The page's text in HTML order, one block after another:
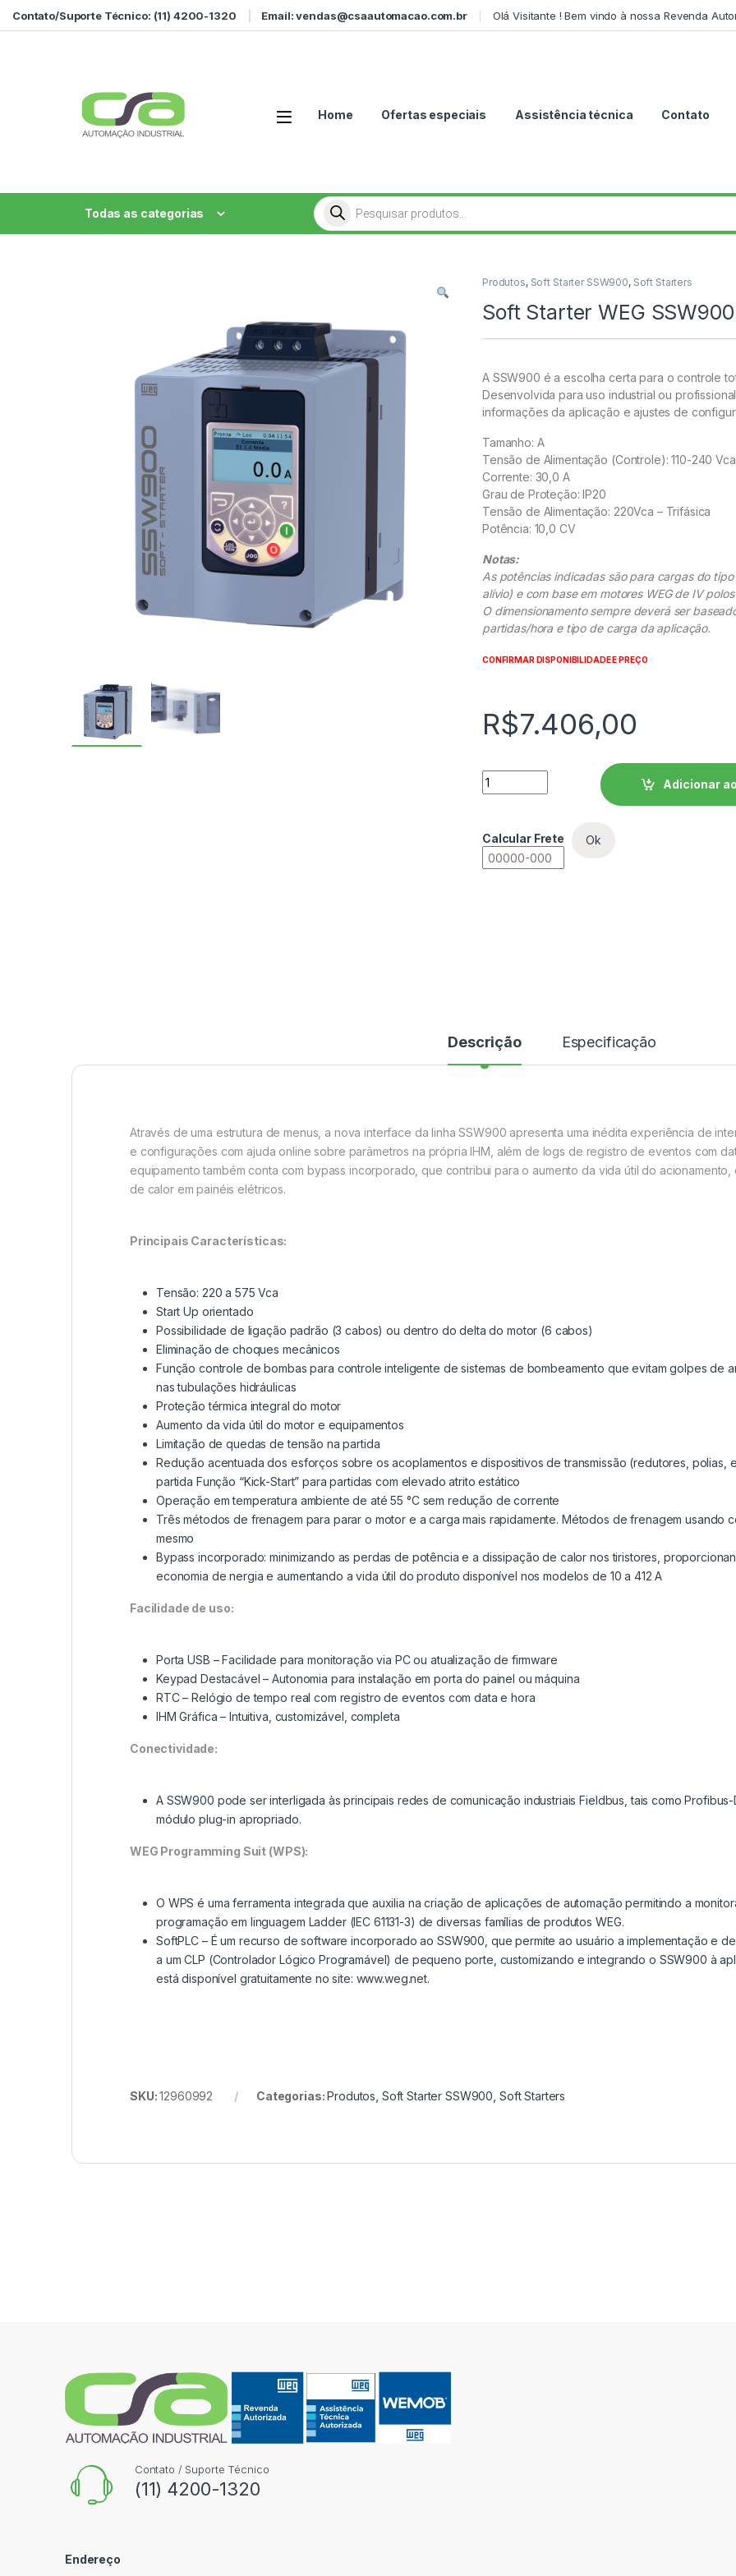
Ir para a navegação
Ir para o conteúdo
Contato/Suporte Técnico: (11) 4200-1320 Email: vendas@csaautomacao.com.br Olá Visitante ! Bem vindo à nossa Revenda
Home Ofertas especiais Assistência técnica Contato
Todas as categorias
Pesquisar produtos
Produtos, Soft Starter SSW900, Soft Starters
Soft Starter WEG
A SSW900 é a escolha certa para o controle
Desenvolvida para uso industrial ou
informações da aplicação e ajustes de
Tamanho: A
Tensão de Alimentação (Controle): 110-240 Vca
Corrente: 30,0 A
Grau de Proteção: IP20
Tensão de Alimentação: 220Vca – Trifásica
Potência: 10,0 CV
Notas:
As potências indicadas são para cargas do
alívio) e com base em motores WEG de IV
O dimensionamento sempre deverá ser
partidas/hora e tipo de carga da aplicação.
CONFIRMAR DISPONIBILIDADE E PREÇO
R$7.406,00
Soft Starter WEG SSW900 -
Adicionar
Calcular Frete Ok
Descrição Especificação
Através de uma estrutura de menus, a nova interface da linha SSW900 apresenta uma inédita experiência de
e configurações com ajuda online sobre parâmetros na própria IHM, além de logs de registro de eventos com
equipamento também conta com bypass incorporado, que contribui para o aumento da vida útil do
de calor em painéis elétricos.
Principais Características:
Tensão: 220 a 575 Vca
Start Up orientado
Possibilidade de ligação padrão (3 cabos) ou dentro do delta do motor (6 cabos)
Eliminação de choques mecânicos
Função controle de bombas para controle inteligente de sistemas de bombeamento que evitam golpes de
nas tubulações hidráulicas
Proteção térmica integral do motor
Aumento da vida útil do motor e equipamentos
Limitação de quedas de tensão na partida
Redução acentuada dos esforços sobre os acoplamentos e dispositivos de transmissão (redutores, polias,
partida Função “Kick-Start” para partidas com elevado atrito estático
Operação em temperatura ambiente de até 55 °C sem redução de corrente
Três métodos de frenagem para parar o motor e a carga mais rapidamente. Métodos de frenagem usando
mesmo
Bypass incorporado: minimizando as perdas de potência e a dissipação de calor nos tiristores,
economia de nergia e aumentando a vida útil do produto disponível nos modelos de 10 a 412 A
Facilidade de uso:
Porta USB – Facilidade para monitoração via PC ou atualização de firmware
Keypad Destacável – Autonomia para instalação em porta do painel ou máquina
RTC – Relógio de tempo real com registro de eventos com data e hora
IHM Gráfica – Intuitiva, customizável, completa
Conectividade:
A SSW900 pode ser interligada às principais redes de comunicação industriais Fieldbus, tais como
módulo plug-in apropriado.
WEG Programming Suit (WPS):
O WPS é uma ferramenta integrada que auxilia na criação de aplicações de automação permitindo a
programação em linguagem Ladder (IEC 61131-3) de diversas famílias de produtos WEG.
SoftPLC – É um recurso de software incorporado ao SSW900, que permite ao usuário a implementação e
a um CLP (Controlador Lógico Programável) de pequeno porte, customizando e integrando o SSW900 à
está disponível gratuitamente no site: www.weg.net.
SKU:12960992 Categorias:Produtos Soft Starter SSW900 Soft Starters
Contato / Suporte Técnico
(11) 4200-1320
Endereço